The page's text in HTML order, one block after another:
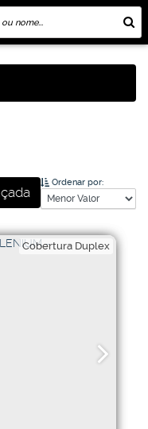
Ordenar por:
Cobertura Duplex